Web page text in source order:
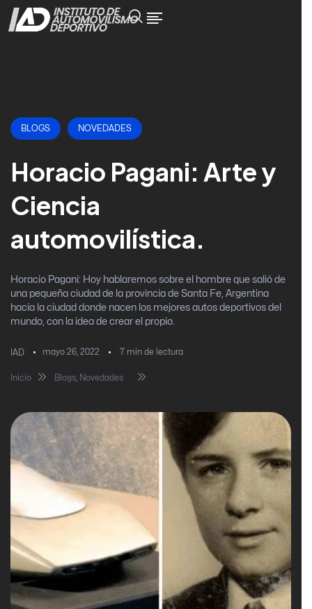
BLOGS NOVEDADES
Horacio Pagani: Arte y
Ciencia
automovilística.
Horacio Pagani: Hoy hablaremos sobre el hombre que salió de
una pequeña ciudad de la provincia de Santa Fe, Argentina
hacia la ciudad donde nacen los mejores autos deportivos del
mundo, con la idea de crear el propio.
IAD mayo 26, 2022 7 min de lectura
Inicio Blogs, Novedades